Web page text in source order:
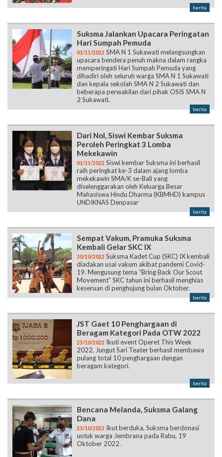
berita
Suksma Jalankan Upacara Peringatan
Hari Sumpah Pemuda
01/11/2022 SMA N 1 Sukawati melangsungkan
upacara bendera penuh makna dalam rangka
memperingati Hari Sumpah Pemuda yang
dihadiri oleh seluruh warga SMA N 1 Sukawati
dan kepala sekolah SMA N 2 Sukawati dan
beberapa perwakilan dari pihak OSIS SMA N
2 Sukawati.
berita
Dari Nol, Siswi Kembar Suksma
Peroleh Peringkat 3 Lomba
Mekekawin
01/11/2022 Siswi kembar Suksma ini berhasil
raih peringkat ke-3 dalam ajang lomba
mekekawin SMA/K se-Bali yang
diselenggarakan oleh Keluarga Besar
Mahasiswa Hindu Dharma (KBMHD) kampus
UNDIKNAS Denpasar
berita
Sempat Vakum, Pramuka Suksma
Kembali Gelar SKC IX
30/10/2022 Suksma Kadet Cup (SKC) IX kembali
diadakan usai vakum akibat pandemi Covid-
19. Mengusung tema “Bring Back Our Scout
Movement” SKC tahun ini berhasil menghias
keseruan di penghujung bulan Oktober.
berita
JST Gaet 10 Penghargaan di
Beragam Kategori Pada OTW 2022
25/10/2022 Ikuti event Operet This Week
2022, Jungut Sari Teater berhasil membawa
pulang total 10 penghargaan dengan
beragam kategori.
berita
Bencana Melanda, Suksma Galang
Dana
23/10/2022 Ikut berduka, Suksma berdonasi
untuk warga Jembrana pada Rabu, 19
Oktober 2022.